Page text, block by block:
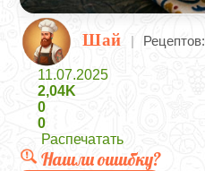
Шай | Рецептов:
11.07.2025
2,04K
0
0
Распечатать
Нашли ошибку?